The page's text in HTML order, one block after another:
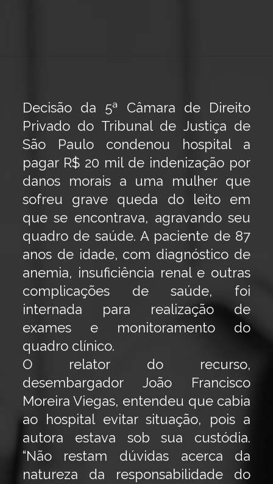
Decisão da 5ª Câmara de Direito
Privado do Tribunal de Justiça de
São Paulo condenou hospital a
pagar R$ 20 mil de indenização por
danos morais a uma mulher que
sofreu grave queda do leito em
que se encontrava, agravando seu
quadro de saúde. A paciente de 87
anos de idade, com diagnóstico de
anemia, insuficiência renal e outras
complicações de saúde, foi
internada para realização de
exames e monitoramento do
quadro clínico.
O relator do recurso,
desembargador João Francisco
Moreira Viegas, entendeu que cabia
ao hospital evitar situação, pois a
autora estava sob sua custódia.
“Não restam dúvidas acerca da
natureza da responsabilidade do